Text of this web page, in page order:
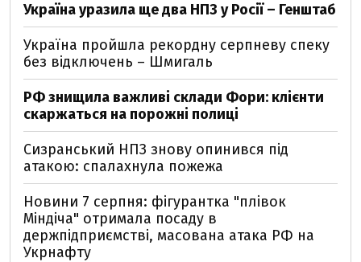
Україна уразила ще два НПЗ у Росії – Генштаб
Україна пройшла рекордну серпневу спеку
без відключень – Шмигаль
РФ знищила важливі склади Фори: клієнти
скаржаться на порожні полиці
Сизранський НПЗ знову опинився під
атакою: спалахнула пожежа
Новини 7 серпня: фігурантка "плівок
Міндіча" отримала посаду в
держпідприємстві, масована атака РФ на
Укрнафту